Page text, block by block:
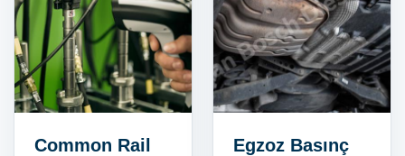
Common Rail
Egzoz Basınç